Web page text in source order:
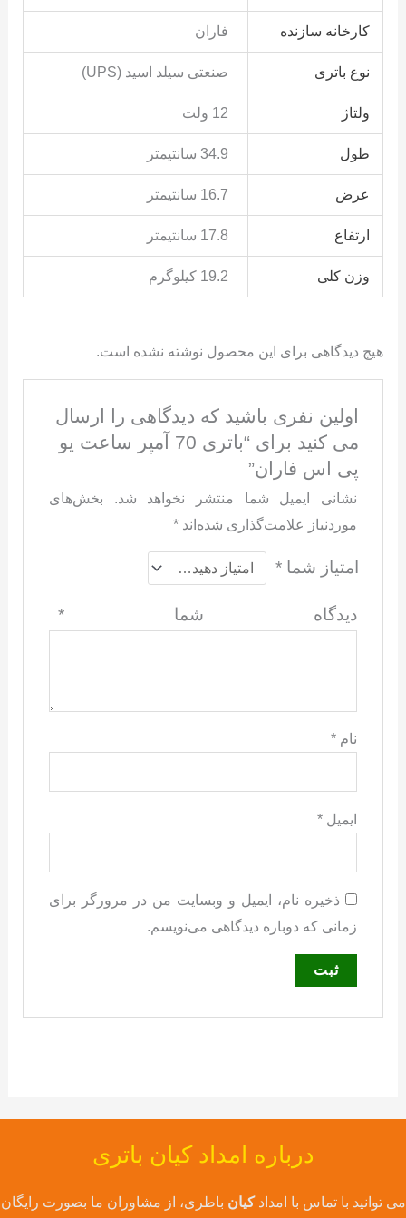
کارخانه سازنده فاران
نوع باتری صنعتی سیلد اسید (UPS)
ولتاژ 12 ولت
طول 34.9 سانتیمتر
عرض 16.7 سانتیمتر
ارتفاع 17.8 سانتیمتر
وزن کلی 19.2 کیلوگرم
هیچ دیدگاهی برای این محصول نوشته نشده است.
اولین نفری باشید که دیدگاهی را ارسال
می کنید برای “باتری 70 آمپر ساعت یو
پی اس فاران”
نشانی ایمیل شما منتشر نخواهد شد.
بخش‌های
موردنیاز علامت‌گذاری شده‌اند*
امتیاز شما*
دیدگاه شما*
نام*
ایمیل*
ذخیره نام، ایمیل و وبسایت من در مرورگر برای
زمانی که دوباره دیدگاهی می‌نویسم.
درباره امداد کیان باتری
می توانید با تماس با امدادکیان باطری، از مشاوران ما بصورت رایگان